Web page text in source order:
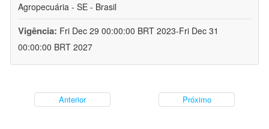
Agropecuária - SE - Brasil
Vigência: Fri Dec 29 00:00:00 BRT 2023-Fri Dec 31
00:00:00 BRT 2027
Anterior Próximo